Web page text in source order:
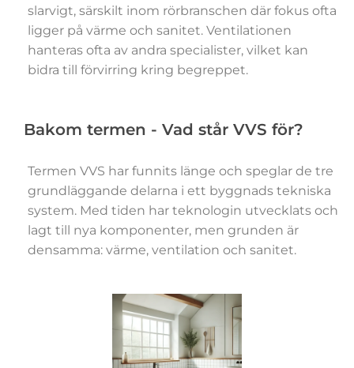
slarvigt, särskilt inom rörbranschen där fokus ofta
ligger på värme och sanitet. Ventilationen
hanteras ofta av andra specialister, vilket kan
bidra till förvirring kring begreppet.
Bakom termen - Vad står VVS för?
Termen VVS har funnits länge och speglar de tre
grundläggande delarna i ett byggnads tekniska
system. Med tiden har teknologin utvecklats och
lagt till nya komponenter, men grunden är
densamma: värme, ventilation och sanitet.